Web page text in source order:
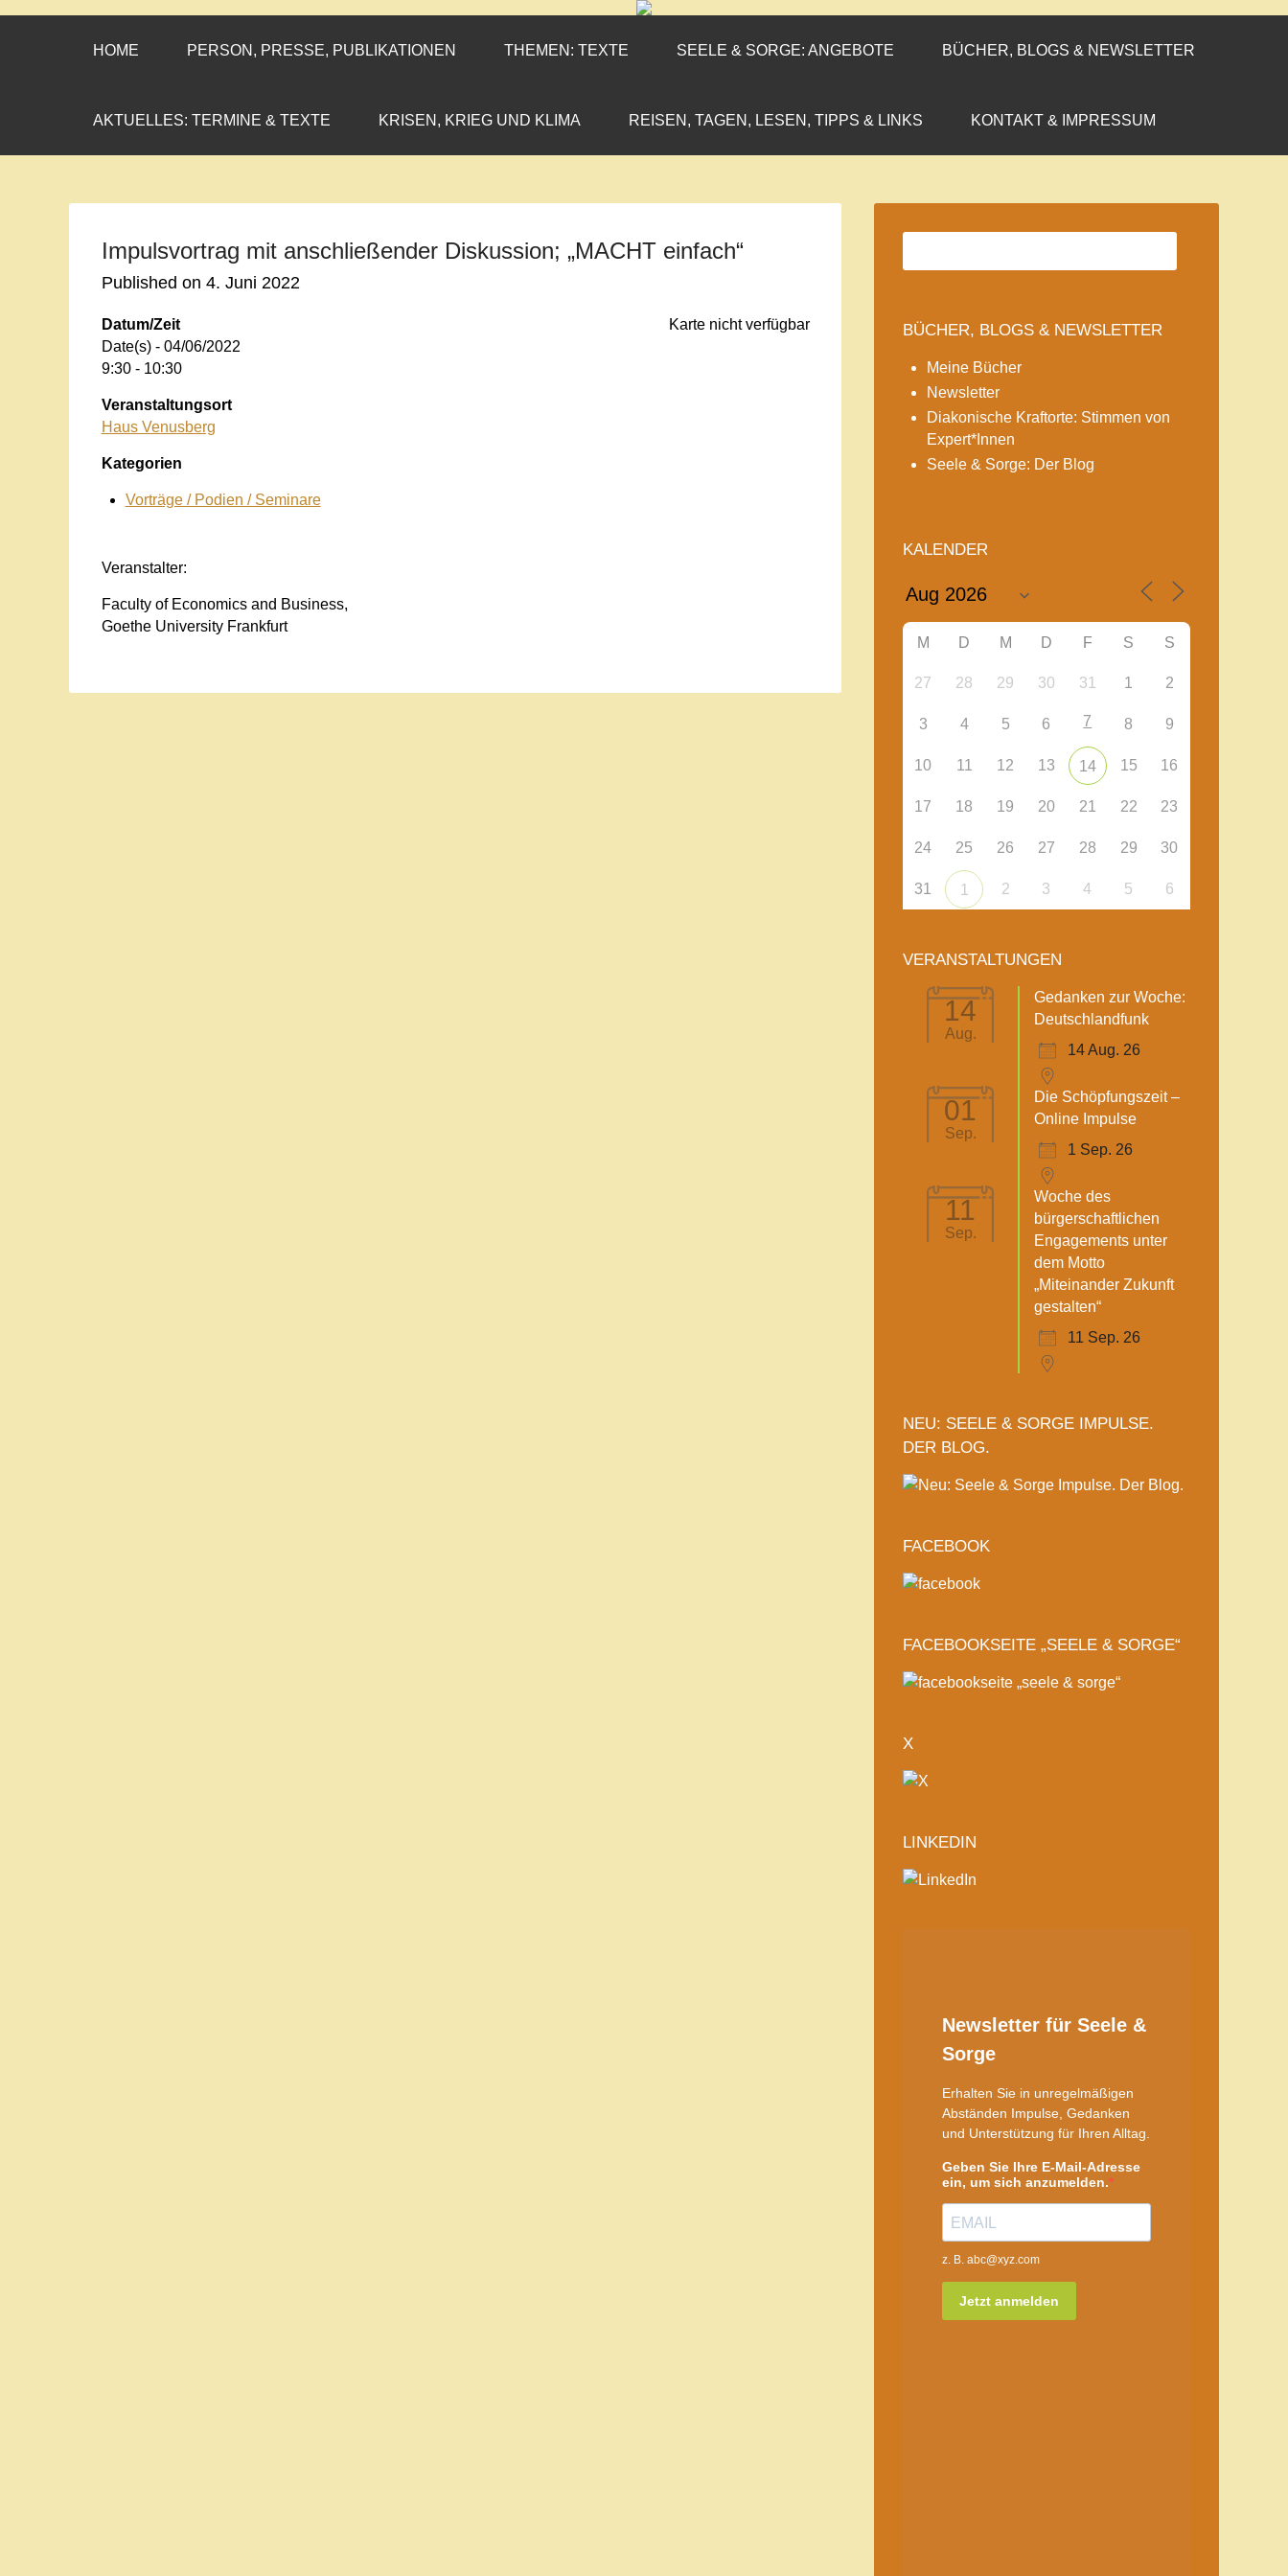
CORNELIA COENEN-MARX
»ENGAGEMENT MIT PROFIL«
HOME PERSON, PRESSE, PUBLIKATIONEN THEMEN: TEXTE SEELE & SORGE: ANGEBOTE BÜCHER, BLOGS & NEWSLETTER
AKTUELLES: TERMINE & TEXTE KRISEN, KRIEG UND KLIMA REISEN, TAGEN, LESEN, TIPPS & LINKS KONTAKT & IMPRESSUM
Impulsvortrag mit anschließender Diskussion; „MACHT einfach“
Published on 4. Juni 2022
Karte nicht verfügbar
Datum/Zeit
Date(s) - 04/06/2022
9:30 - 10:30
Veranstaltungsort
Haus Venusberg
Kategorien
Vorträge / Podien / Seminare
Veranstalter:
Faculty of Economics and Business,
Goethe University Frankfurt
BÜCHER, BLOGS & NEWSLETTER
Meine Bücher
Newsletter
Diakonische Kraftorte: Stimmen von
Expert*Innen
Seele & Sorge: Der Blog
KALENDER
M D M D F S S
27 28 29 30 31 1 2
3 4 5 6 7 8 9
10 11 12 13 14 15 16
17 18 19 20 21 22 23
24 25 26 27 28 29 30
31 1 2 3 4 5 6
VERANSTALTUNGEN
14
Aug.
Gedanken zur Woche:
Deutschlandfunk
14 Aug. 26
01
Sep.
Die Schöpfungszeit –
Online Impulse
1 Sep. 26
11
Sep.
Woche des
bürgerschaftlichen
Engagements unter
dem Motto
„Miteinander Zukunft
gestalten“
11 Sep. 26
NEU: SEELE & SORGE IMPULSE.
DER BLOG.
FACEBOOK
FACEBOOKSEITE „SEELE & SORGE“
X
LINKEDIN